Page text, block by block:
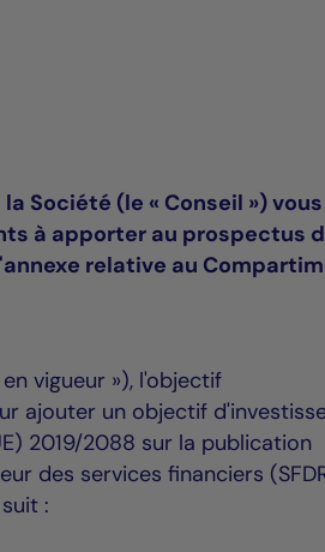
Société (le « Conseil ») vous
à apporter au prospectus
relative au
vigueur »), l'objectif
ajouter un objectif
2019/2088 sur la publication
des services financiers
: